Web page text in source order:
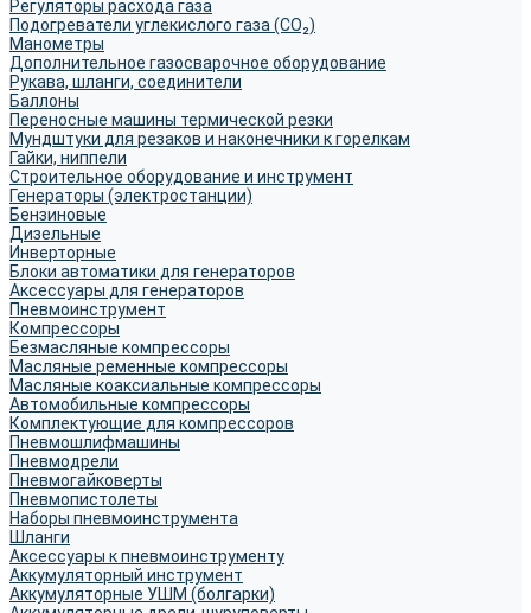
Регуляторы расхода газа
Подогреватели углекислого газа (CO₂)
Манометры
Дополнительное газосварочное оборудование
Рукава, шланги, соединители
Баллоны
Переносные машины термической резки
Мундштуки для резаков и наконечники к горелкам
Гайки, ниппели
Строительное оборудование и инструмент
Генераторы (электростанции)
Бензиновые
Дизельные
Инверторные
Блоки автоматики для генераторов
Аксессуары для генераторов
Пневмоинструмент
Компрессоры
Безмасляные компрессоры
Масляные ременные компрессоры
Масляные коаксиальные компрессоры
Автомобильные компрессоры
Комплектующие для компрессоров
Пневмошлифмашины
Пневмодрели
Пневмогайковерты
Пневмопистолеты
Наборы пневмоинструмента
Шланги
Аксессуары к пневмоинструменту
Аккумуляторный инструмент
Аккумуляторные УШМ (болгарки)